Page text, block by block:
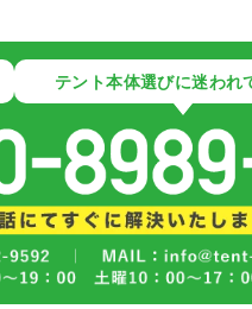
テント本体選びに迷われ